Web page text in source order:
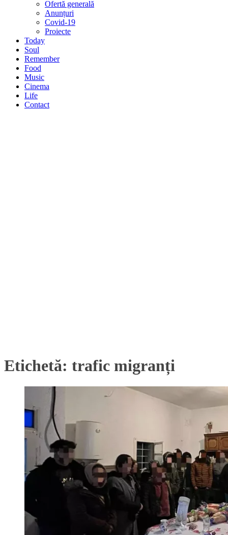
Ofertă generală
Anunțuri
Covid-19
Proiecte
Today
Soul
Remember
Food
Music
Cinema
Life
Contact
Etichetă: trafic migranți